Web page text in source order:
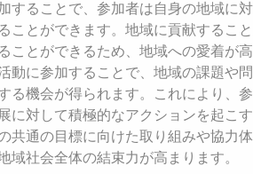
することで、参加者は自身の地域に対
ことができます。地域に貢献すること
ことができるため、地域への愛着が高
動に参加することで、地域の課題や問
る機会が得られます。これにより、参
に対して積極的なアクションを起こす
共通の目標に向けた取り組みや協力体
域社会全体の結束力が高まります。